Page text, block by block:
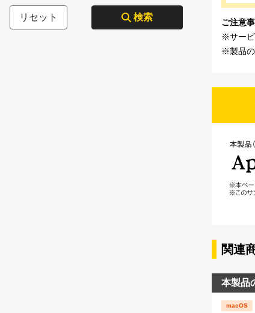
リセット 検索
ご注意
※サービ
※製品の
関連
本製品
macOS